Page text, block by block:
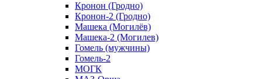
Кронон (Гродно)
Кронон-2 (Гродно)
Машека (Могилёв)
Машека-2 (Могилев)
Гомель (мужчины)
Гомель-2
МОГК